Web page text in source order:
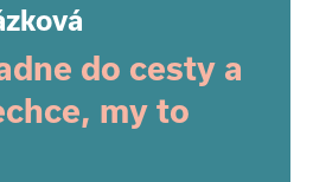
do cesty a
my to